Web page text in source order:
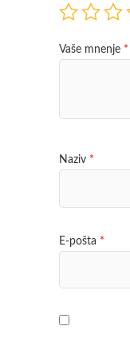
Vaše mnenje *
Naziv *
E-pošta *